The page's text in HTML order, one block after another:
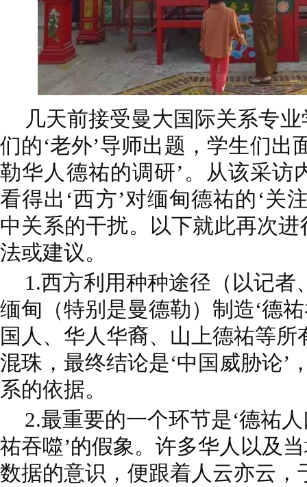
几天前接受曼大国际关系专
们的‘老外’导师出题，学生们出
勒华人德祐的调研’。从该采访
看得出‘西方’对缅甸德祐的‘关
中关系的干扰。以下就此再次
法或建议。
1.西方利用种种途径（以记者
缅甸（特别是曼德勒）制造‘德
国人、华人华裔、山上德祐等
混珠，最终结论是‘中国威胁论’
系的依据。
2.最重要的一个环节是‘德祐
祐吞噬’的假象。许多华人以及
数据的意识，便跟着人云亦云，